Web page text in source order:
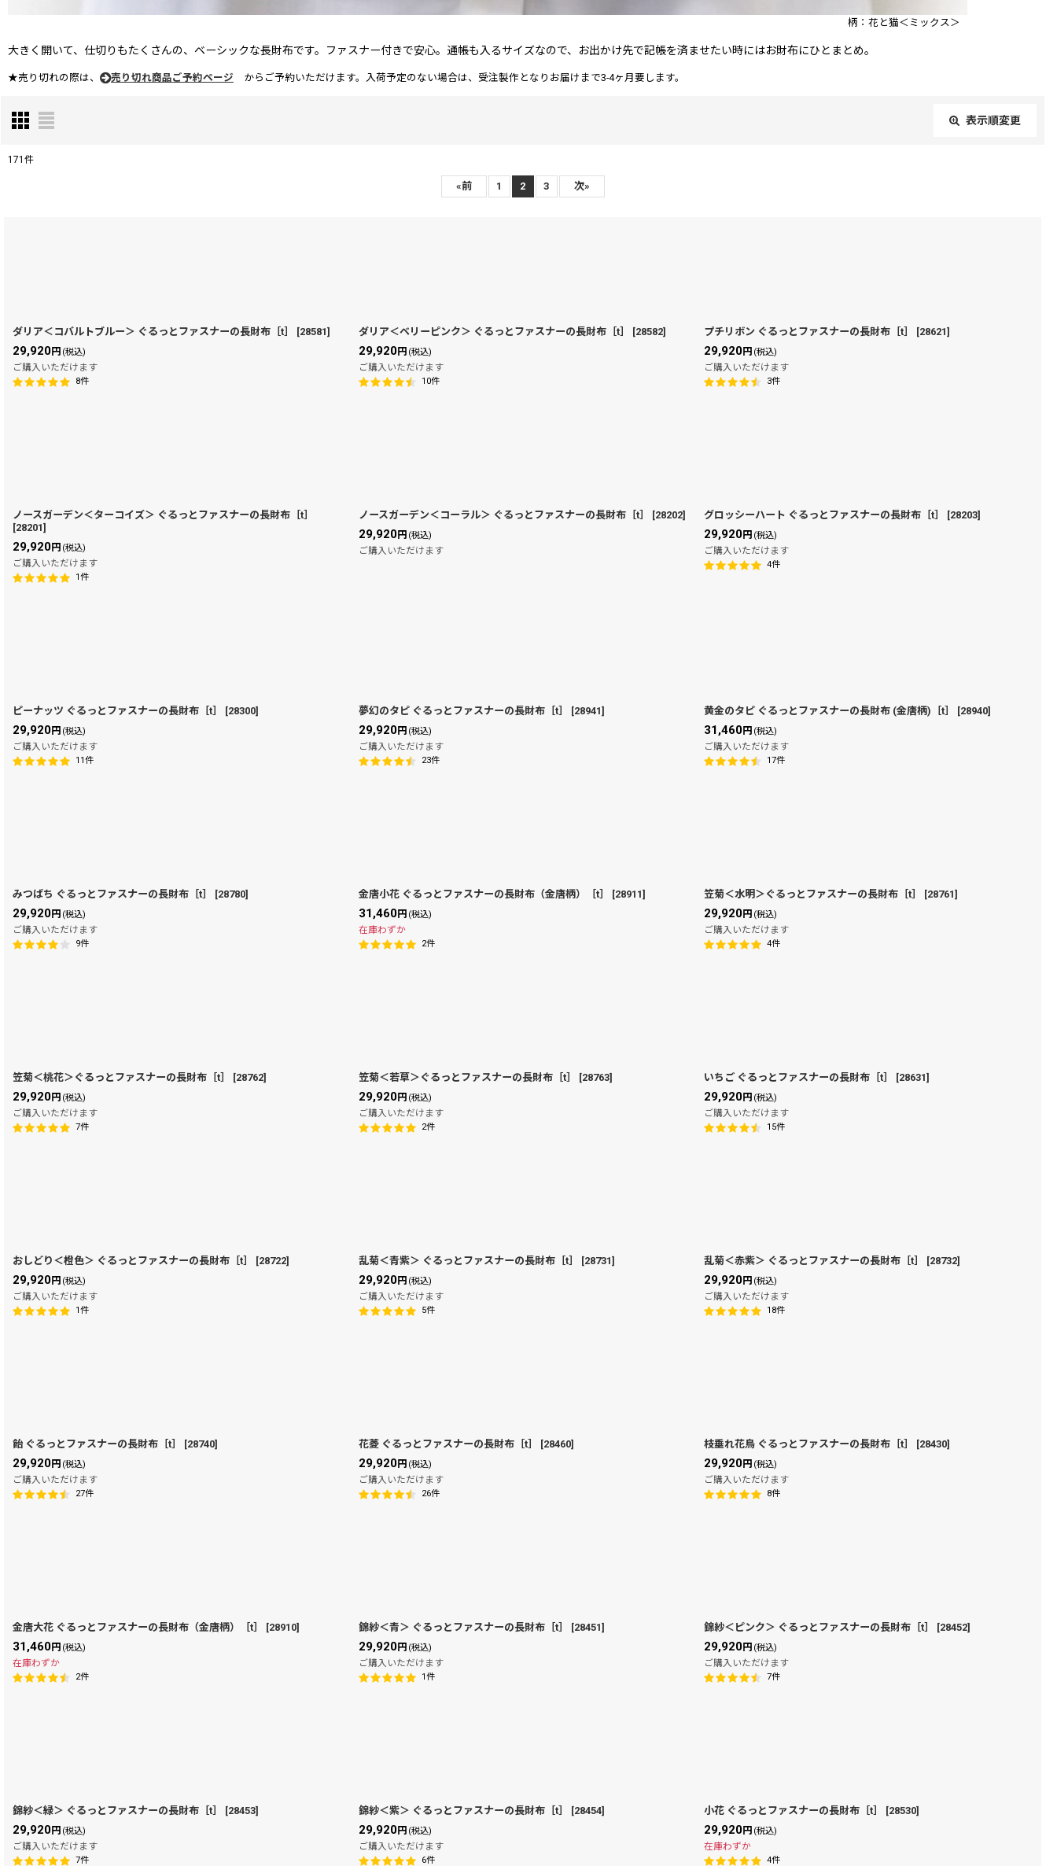
柄：花と猫＜ミックス＞
大きく開いて、仕切りもたくさんの、ベーシックな長財布です。ファスナー付きで安心。通帳も入るサイズなので、お出かけ先で記帳を済ませたい時にはお財布にひとまとめ。
★売り切れの際は、 売り切れ商品ご予約ページ からご予約いただけます。入荷予定のない場合は、受注製作となりお届けまで3-4ヶ月要します。
表示順変更
171 件
«前 1 2 3 次»
ダリア＜コバルトブルー＞ ぐるっとファスナーの長財布［t］ [28581]
29,920円 (税込)
ご購入いただけます
8件
ダリア＜ベリーピンク＞ ぐるっとファスナーの長財布［t］ [28582]
29,920円 (税込)
ご購入いただけます
10件
プチリボン ぐるっとファスナーの長財布［t］ [28621]
29,920円 (税込)
ご購入いただけます
3件
ノースガーデン＜ターコイズ＞ ぐるっとファスナーの長財布［t］
[28201]
29,920円 (税込)
ご購入いただけます
1件
ノースガーデン＜コーラル＞ ぐるっとファスナーの長財布［t］ [28202]
29,920円 (税込)
ご購入いただけます
グロッシーハート ぐるっとファスナーの長財布［t］ [28203]
29,920円 (税込)
ご購入いただけます
4件
ピーナッツ ぐるっとファスナーの長財布［t］ [28300]
29,920円 (税込)
ご購入いただけます
11件
夢幻のタピ ぐるっとファスナーの長財布［t］ [28941]
29,920円 (税込)
ご購入いただけます
23件
黄金のタピ ぐるっとファスナーの長財布 (金唐柄)［t］ [28940]
31,460円 (税込)
ご購入いただけます
17件
みつばち ぐるっとファスナーの長財布［t］ [28780]
29,920円 (税込)
ご購入いただけます
9件
金唐小花 ぐるっとファスナーの長財布（金唐柄）［t］ [28911]
31,460円 (税込)
在庫わずか
2件
笠菊＜水明＞ぐるっとファスナーの長財布［t］ [28761]
29,920円 (税込)
ご購入いただけます
4件
笠菊＜桃花＞ぐるっとファスナーの長財布［t］ [28762]
29,920円 (税込)
ご購入いただけます
7件
笠菊＜若草＞ぐるっとファスナーの長財布［t］ [28763]
29,920円 (税込)
ご購入いただけます
2件
いちご ぐるっとファスナーの長財布［t］ [28631]
29,920円 (税込)
ご購入いただけます
15件
おしどり＜橙色＞ ぐるっとファスナーの長財布［t］ [28722]
29,920円 (税込)
ご購入いただけます
1件
乱菊＜青紫＞ ぐるっとファスナーの長財布［t］ [28731]
29,920円 (税込)
ご購入いただけます
5件
乱菊＜赤紫＞ ぐるっとファスナーの長財布［t］ [28732]
29,920円 (税込)
ご購入いただけます
18件
飴 ぐるっとファスナーの長財布［t］ [28740]
29,920円 (税込)
ご購入いただけます
27件
花菱 ぐるっとファスナーの長財布［t］ [28460]
29,920円 (税込)
ご購入いただけます
26件
枝垂れ花鳥 ぐるっとファスナーの長財布［t］ [28430]
29,920円 (税込)
ご購入いただけます
8件
金唐大花 ぐるっとファスナーの長財布（金唐柄）［t］ [28910]
31,460円 (税込)
在庫わずか
2件
錦紗＜青＞ ぐるっとファスナーの長財布［t］ [28451]
29,920円 (税込)
ご購入いただけます
1件
錦紗＜ピンク＞ ぐるっとファスナーの長財布［t］ [28452]
29,920円 (税込)
ご購入いただけます
7件
錦紗＜緑＞ ぐるっとファスナーの長財布［t］ [28453]
29,920円 (税込)
ご購入いただけます
7件
錦紗＜紫＞ ぐるっとファスナーの長財布［t］ [28454]
29,920円 (税込)
ご購入いただけます
6件
小花 ぐるっとファスナーの長財布［t］ [28530]
29,920円 (税込)
在庫わずか
4件